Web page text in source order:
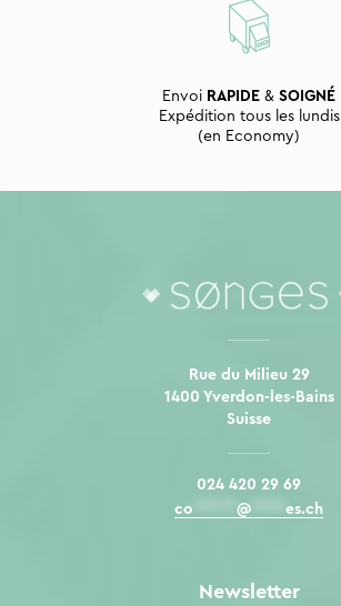
Envoi RAPIDE & SOIGNÉ
Expédition tous les lundis
(en Economy)
Rue du Milieu 29
1400 Yverdon-les-Bains
Suisse
024 420 29 69
co
@ es.ch
Newsletter